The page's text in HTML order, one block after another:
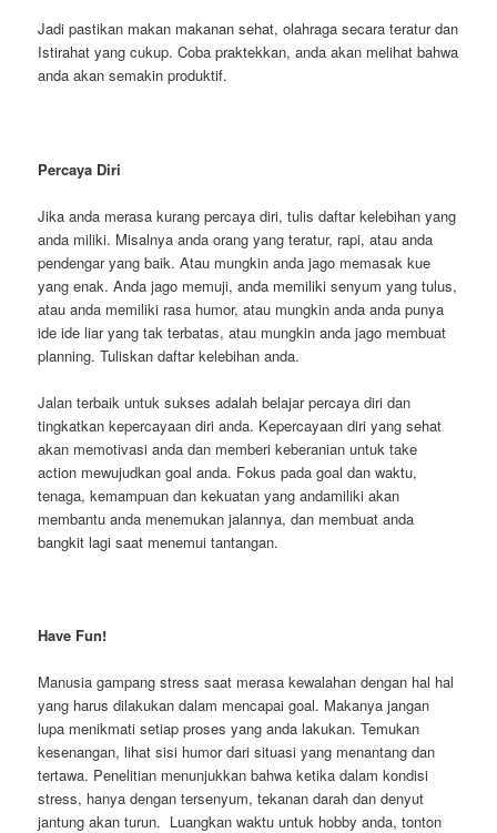
Jadi pastikan makan makanan sehat, olahraga secara teratur dan
Istirahat yang cukup. Coba praktekkan, anda akan melihat bahwa
anda akan semakin produktif.
Percaya Diri
Jika anda merasa kurang percaya diri, tulis daftar kelebihan yang
anda miliki. Misalnya anda orang yang teratur, rapi, atau anda
pendengar yang baik. Atau mungkin anda jago memasak kue
yang enak. Anda jago memuji, anda memiliki senyum yang tulus,
atau anda memiliki rasa humor, atau mungkin anda anda punya
ide ide liar yang tak terbatas, atau mungkin anda jago membuat
planning. Tuliskan daftar kelebihan anda.
Jalan terbaik untuk sukses adalah belajar percaya diri dan
tingkatkan kepercayaan diri anda. Kepercayaan diri yang sehat
akan memotivasi anda dan memberi keberanian untuk take
action mewujudkan goal anda. Fokus pada goal dan waktu,
tenaga, kemampuan dan kekuatan yang andamiliki akan
membantu anda menemukan jalannya, dan membuat anda
bangkit lagi saat menemui tantangan.
Have Fun!
Manusia gampang stress saat merasa kewalahan dengan hal hal
yang harus dilakukan dalam mencapai goal. Makanya jangan
lupa menikmati setiap proses yang anda lakukan. Temukan
kesenangan, lihat sisi humor dari situasi yang menantang dan
tertawa. Penelitian menunjukkan bahwa ketika dalam kondisi
stress, hanya dengan tersenyum, tekanan darah dan denyut
jantung akan turun. Luangkan waktu untuk hobby anda, tonton